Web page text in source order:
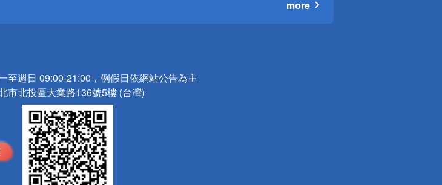
more
至週日 09:00-21:00，例假日依網站公告為主
市北投區大業路136號5樓 (台灣)